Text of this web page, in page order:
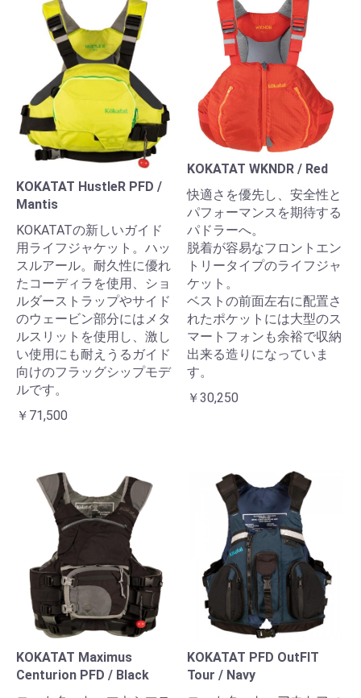
KOKATAT HustleR PFD /
Mantis
KOKATATの新しいガイド
用ライフジャケット。ハッ
スルアール。耐久性に優れ
たコーディラを使用、ショ
ルダーストラップやサイド
のウェービン部分にはメタ
ルスリットを使用し、激し
い使用にも耐えうるガイド
向けのフラッグシップモデ
ルです。
￥71,500
KOKATAT WKNDR / Red
快適さを優先し、安全性と
パフォーマンスを期待する
パドラーへ。
脱着が容易なフロントエン
トリータイプのライフジャ
ケット。
ベストの前面左右に配置さ
れたポケットには大型のス
マートフォンも余裕で収納
出来る造りになっていま
す。
￥30,250
KOKATAT Maximus
Centurion PFD / Black
KOKATAT PFD OutFIT
Tour / Navy